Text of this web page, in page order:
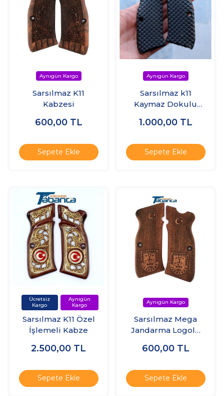
Sarsılmaz K11
Kabzesi
600,00 TL
Sepete Ekle
Sarsılmaz k11
Kaymaz Dokulu
1.000,00 TL
Sepete Ekle
Sarsılmaz K11 Özel
İşlemeli Kabze
2.500,00 TL
Sepete Ekle
Sarsılmaz Mega
Jandarma Logolu
600,00 TL
Sepete Ekle